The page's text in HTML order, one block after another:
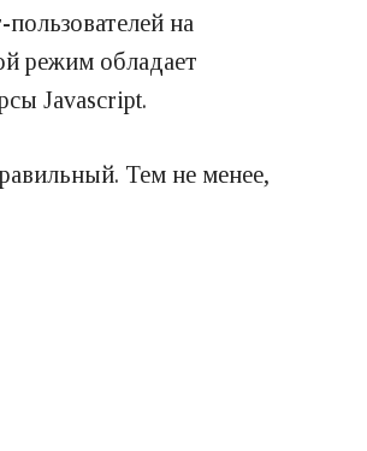
на
режим обладает
Javascript.
Тем не менее,